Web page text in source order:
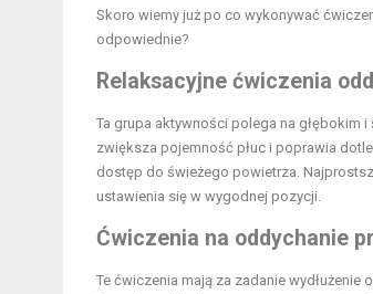
Skoro wiemy już po co wykonywać
odpowiednie?
Relaksacyjne ćwiczenia
Ta grupa aktywności polega na głębokim
zwiększa pojemność płuc i poprawia
dostęp do świeżego powietrza.
ustawienia się w wygodnej pozycji.
Ćwiczenia na oddychanie
Te ćwiczenia mają za zadanie wydłużenie